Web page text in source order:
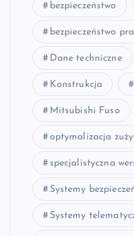
bezpieczeństwo
bezpieczeństwo
Dane techniczne
Konstrukcja
Mitsubishi Fuso
optymalizacja
specjalistyczna
Systemy
Systemy